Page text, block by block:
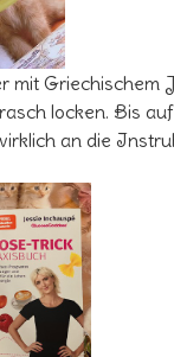
mit Griechischem
locken. Bis
an die